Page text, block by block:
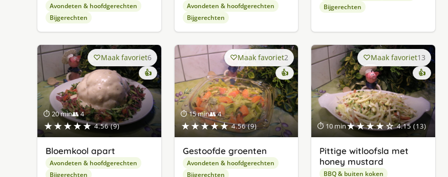
Avondeten & hoofdgerechten
Bijgerechten
Avondeten & hoofdgerechten
Bijgerechten
Bijgerechten
⏱ 20 min👥 4
★★★★★ 4.56 (9)
Maak favoriet6
👍
Bloemkool apart
Avondeten & hoofdgerechten
Bijgerechten
⏱ 15 min👥 4
★★★★★ 4.56 (9)
Maak favoriet2
👍
Gestoofde groenten
Avondeten & hoofdgerechten
Bijgerechten
⏱ 10 min★★★★☆ 4.15 (13)
Maak favoriet13
👍
Pittige witloofsla met
honey mustard
BBQ & buiten koken